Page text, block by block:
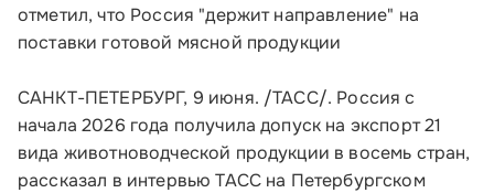
отметил, что Россия "держит направление" на
поставки готовой мясной продукции
САНКТ-ПЕТЕРБУРГ, 9 июня. /ТАСС/. Россия с
начала 2026 года получила допуск на экспорт 21
вида животноводческой продукции в восемь стран,
рассказал в интервью ТАСС на Петербургском